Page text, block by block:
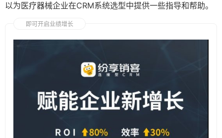
以为医疗器械企业在CRM系统选型中提供一些指导和帮助。
即可开启业绩增长